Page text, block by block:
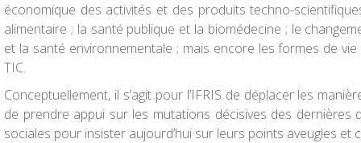
économique des activités et des produits techno-
alimentaire ; la santé publique et la biomédecine ; le
et la santé environnementale ; mais encore les formes de
TIC.
Conceptuellement, il s’agit pour l’IFRIS de déplacer les
de prendre appui sur les mutations décisives des dernières
sociales pour insister aujourd’hui sur leurs points aveugles et